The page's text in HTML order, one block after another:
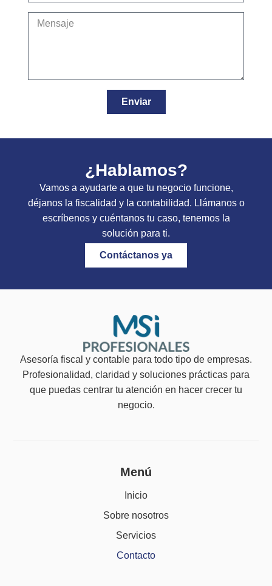
Enviar
¿Hablamos?
Vamos a ayudarte a que tu negocio funcione,
déjanos la fiscalidad y la contabilidad. Llámanos o
escríbenos y cuéntanos tu caso, tenemos la
solución para ti.
Contáctanos ya
Asesoría fiscal y contable para todo tipo de empresas.
Profesionalidad, claridad y soluciones prácticas para
que puedas centrar tu atención en hacer crecer tu
negocio.
Menú
Inicio
Sobre nosotros
Servicios
Contacto